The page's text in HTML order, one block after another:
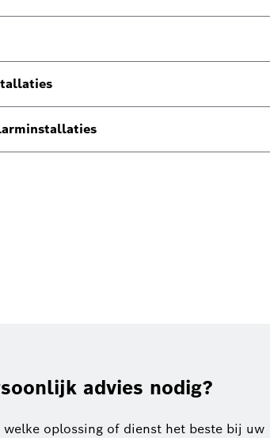
advies nodig?
welke oplossing of dienst het beste bij uw